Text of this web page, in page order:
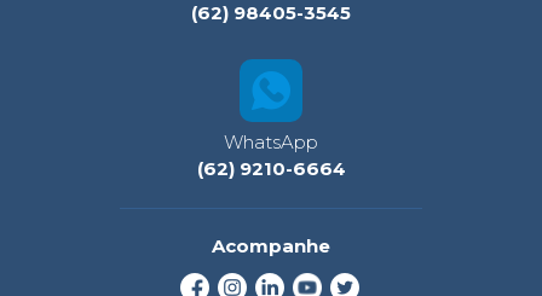
(62) 98405-3545
WhatsApp
(62) 9210-6664
Acompanhe